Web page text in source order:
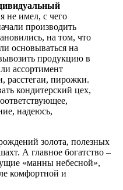
не имел, с чего
производить
на том, что
основываться на
продукцию в
ассортимент
расстегаи, пирожки.
кондитерский цех,
надеюсь,
золота, полезных
А главное богатство –
«манны небесной»,
комфортной и